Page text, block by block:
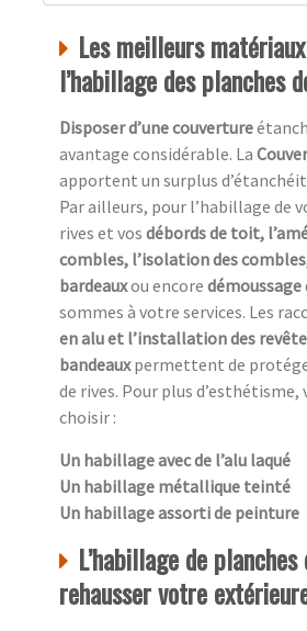
Les meilleurs
l’habillage des planches
Disposer d’une couverture
avantage considérable. La
apportent un surplus
Par ailleurs, pour l’habillage de
rives et vos débords de toit,
combles, l’isolation des
bardeauxou encore démoussage
sommes à votre services. Les
en alu et l’installation des
bandeauxpermettent de
de rives. Pour plus d’esthétisme,
choisir :
Un habillage avec de l’alu laqué
Un habillage métallique teinté
Un habillage assorti de peinture
L’habillage de
rehausser votre